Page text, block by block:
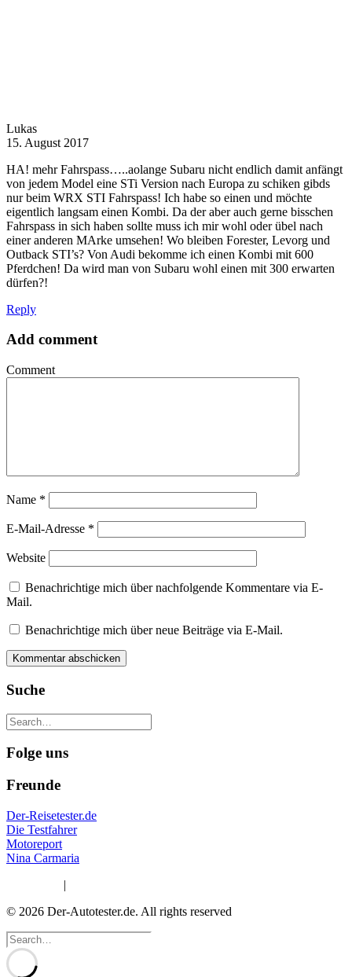
Lukas
15. August 2017
HA! mehr Fahrspass…..aolange Subaru nicht endlich damit anfängt
von jedem Model eine STi Version nach Europa zu schiken gibds
nur beim WRX STI Fahrspass! Ich habe so einen und möchte
eigentlich langsam einen Kombi. Da der aber auch gerne bisschen
Fahrspass in sich haben sollte muss ich mir wohl oder übel nach
einer anderen MArke umsehen! Wo bleiben Forester, Levorg und
Outback STI’s? Von Audi bekomme ich einen Kombi mit 600
Pferdchen! Da wird man von Subaru wohl einen mit 300 erwarten
dürfen?!
Reply
Add comment
Comment
Name *
E-Mail-Adresse *
Website
Benachrichtige mich über nachfolgende Kommentare via E-
Mail.
Benachrichtige mich über neue Beiträge via E-Mail.
Suche
Folge uns
Freunde
Der-Reisetester.de
Die Testfahrer
Motoreport
Nina Carmaria
|
© 2026 Der-Autotester.de. All rights reserved